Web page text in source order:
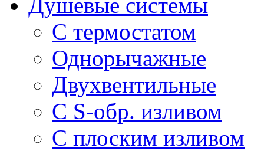
Душевые системы
С термостатом
Однорычажные
Двухвентильные
С S-обр. изливом
С плоским изливом